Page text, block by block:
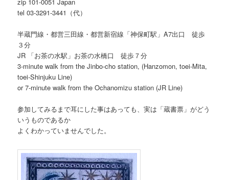
tel 03-3291-3441（代）
半蔵門線・都営三田線・都営新宿線「神保町駅」A7出口 徒歩
３分
JR 「お茶の水駅」お茶の水橋口 徒歩７分
3-minute walk from the Jinbo-cho station, (Hanzomon, toei-Mita,
toei-Shinjuku Line)
or 7-minute walk from the Ochanomizu station (JR Line)
参加してみるまで耳にした事はあっても、実は「蔵書票」がどう
いうものであるか
よくわかっていませんでした。